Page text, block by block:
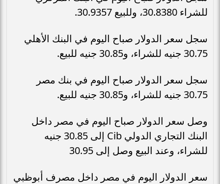
للشراء 30.8380، وللبيع 30.9357.
سجل سعر الدولار صباح اليوم في البنك الأهلي
30.75 جنيه للشراء، و30.85 جنيه للبيع.
سجل سعر الدولار صباح اليوم في بنك مصر
30.75 جنيه للشراء، و30.85 جنيه للبيع.
وصل سعر الدولار صباح اليوم في مصر داخل
البنك التجاري الدولي Cib إلى 30.85 جنيه
للشراء، وعند البيع وصل إلى 30.95
سعر الدولار اليوم في مصر داخل مصرف أبوظبي